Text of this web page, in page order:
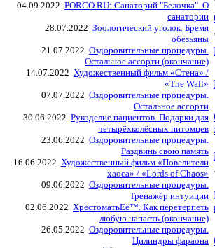
04.09.2022 PORCO.RU: Санаторий "Белочка". О
санатории
28.07.2022 Зоологический уголок. Бремя
обезьяны
21.07.2022 Оздоровительные процедуры.
Остальное ассорти (окончание)
14.07.2022 Художественный фильм «Стена» /
«The Wall»
07.07.2022 Оздоровительные процедуры.
Остальное ассорти
30.06.2022 Рукоделие пациентов. Подарки для
четырёхколёсных питомцев
23.06.2022 Оздоровительные процедуры.
Раздвинь свою память
16.06.2022 Художественный фильм «Повелители
хаоса» / «Lords of Chaos»
09.06.2022 Оздоровительные процедуры.
Тренажёр интуиции
02.06.2022 ХрестоматьЕё™. Как перетерпеть
любую напасть (окончание)
26.05.2022 Оздоровительные процедуры.
Цилиндры фараона